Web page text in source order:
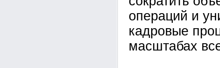
операций и
кадровые
масштабах